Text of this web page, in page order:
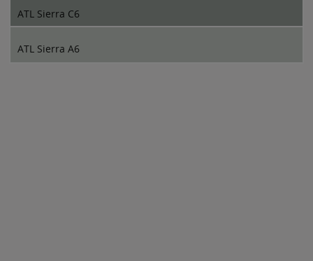
ATL Sierra C6
ATL Sierra A6